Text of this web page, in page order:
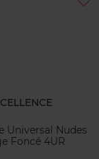
Universal Nudes
Foncé 4UR